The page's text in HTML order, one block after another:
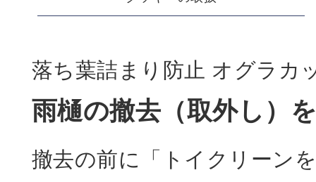
落ち葉詰まり防止 オグラカ
雨樋の撤去（取外し）
撤去の前に「トイクリーン